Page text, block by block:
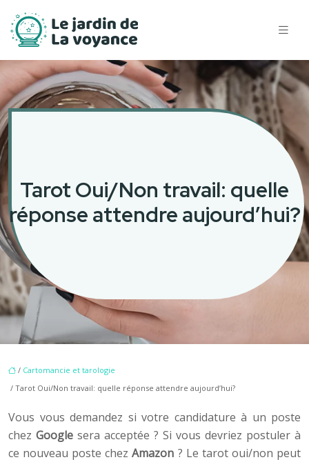
Tarot Oui/Non travail: quelle
réponse attendre aujourd’hui?
/ Cartomancie et tarologie
/ Tarot Oui/Non travail: quelle réponse attendre aujourd’hui?
Vous vous demandez si votre candidature à un poste
chez Google sera acceptée ? Si vous devriez postuler à
ce nouveau poste chezAmazon ? Le tarot oui/non peut